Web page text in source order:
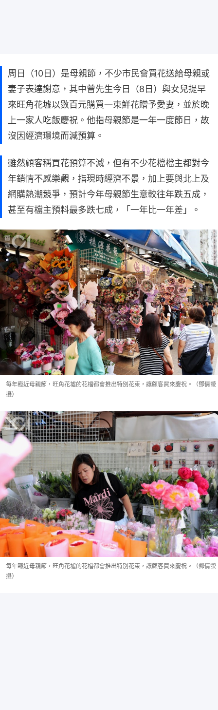
周日（10日）是母親節，不少市民會買花送給母親或
妻子表達謝意，其中曾先生今日（8日）與女兒提早
來旺角花墟以數百元購買一束鮮花贈予愛妻，並於晚
上一家人吃飯慶祝。他指母親節是一年一度節日，故
沒因經濟環境而減預算。
雖然顧客稱買花預算不減，但有不少花檔檔主都對今
年銷情不感樂觀，指現時經濟不景，加上要與北上及
網購熱潮競爭，預計今年母親節生意較往年跌五成，
甚至有檔主預料最多跌七成，「一年比一年差」。
每年臨近母親節，旺角花墟的花檔都會推出特別花束，讓顧客買來慶祝。（鄧倩螢
攝）
每年臨近母親節，旺角花墟的花檔都會推出特別花束，讓顧客買來慶祝。（鄧倩螢
攝）